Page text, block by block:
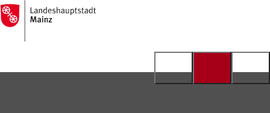
Перейти до змісту
На
головну
сторінку